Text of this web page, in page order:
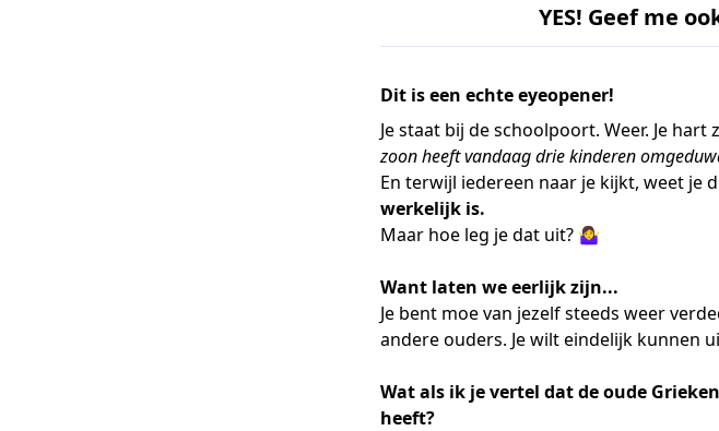
YES! Geef me
Dit is een echte eyeopener!
Je staat bij de schoolpoort. Weer. Je
zoon heeft vandaag drie kinderen
En terwijl iedereen naar je kijkt, weet je
werkelijk is.
Maar hoe leg je dat uit? 🤷‍♀️
Want laten we eerlijk zijn...
Je bent moe van jezelf steeds weer
andere ouders. Je wilt eindelijk kunnen
Wat als ik je vertel dat de oude
heeft?